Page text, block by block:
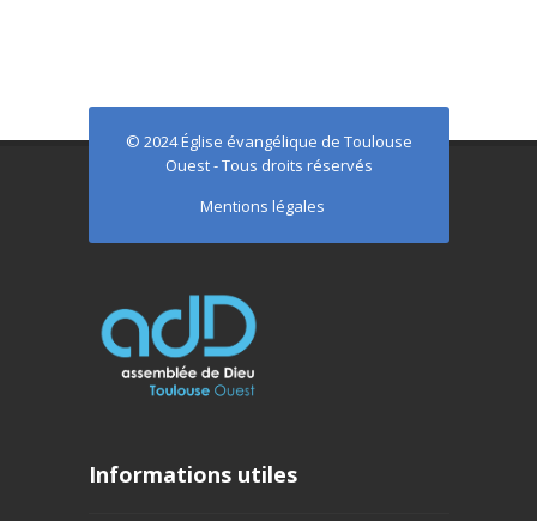
© 2024 Église évangélique de Toulouse
Ouest - Tous droits réservés
Mentions légales
Informations utiles